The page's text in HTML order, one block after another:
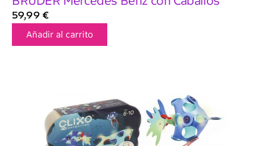
59,99 €
Añadir al carrito